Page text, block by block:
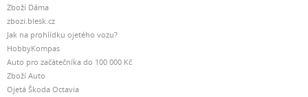
Zboží Dáma
zbozi.blesk.cz
Jak na prohlídku ojetého vozu?
HobbyKompas
Auto pro začátečníka do 100 000 Kč
Zboží Auto
Ojetá Škoda Octavia